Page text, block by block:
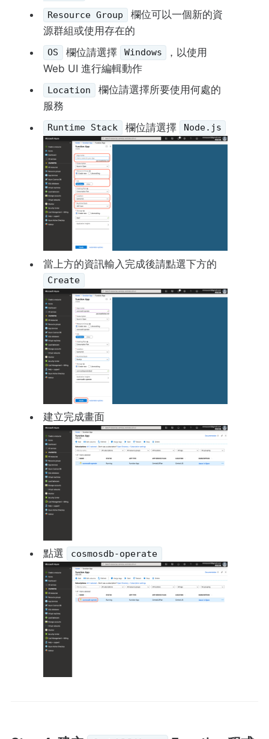
Resource Group
欄位可以一個新的資
源群組或使用存在的
OS 欄位請選擇 Windows
，以使用
Web UI 進行編輯動作
Location
欄位請選擇所要使用何處的
服務
Runtime Stack 欄位請選擇 Node.js
當上方的資訊輸入完成後請點選下方的
Create
建立完成畫面
點選 cosmosdb-operate